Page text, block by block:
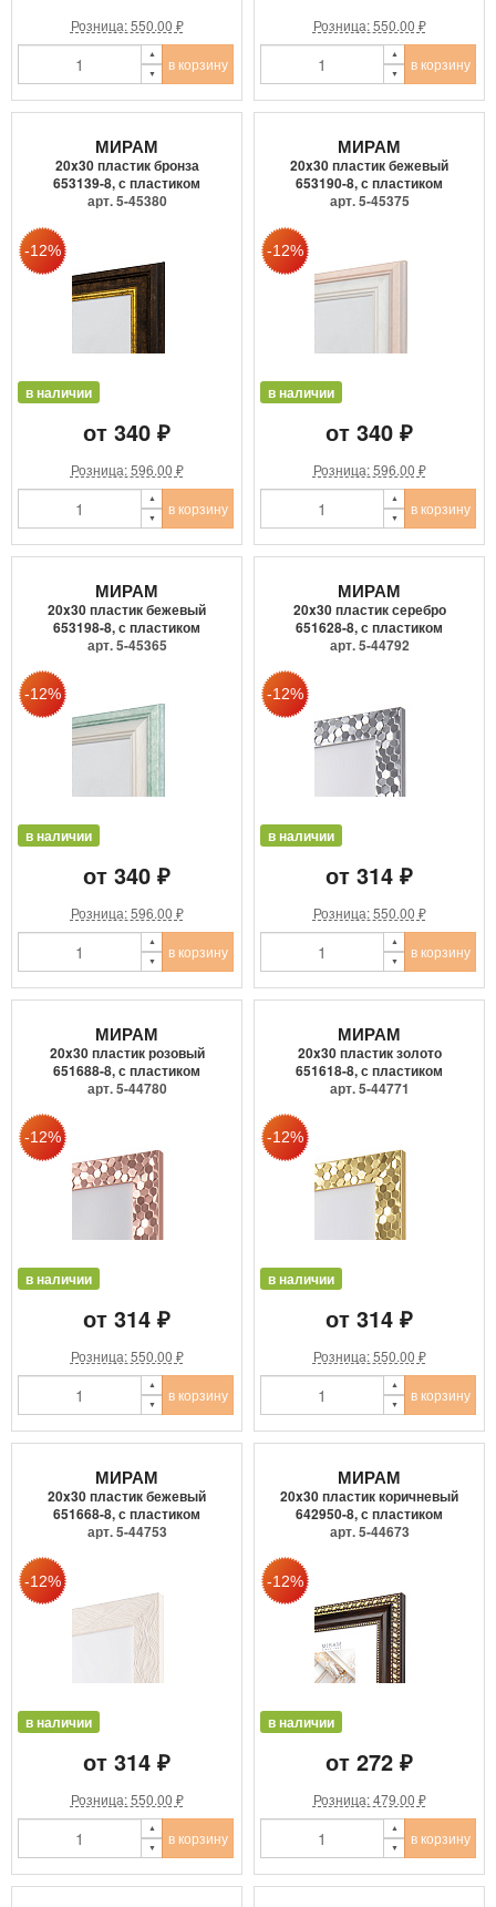
Розница: 550.00 ₽
в корзину
Розница: 550.00 ₽
в корзину
МИРАМ
20x30 пластик бронза
653139-8, с пластиком
арт. 5-45380
в наличии
от 340 ₽
Розница: 596.00 ₽
в корзину
МИРАМ
20x30 пластик бежевый
653190-8, с пластиком
арт. 5-45375
в наличии
от 340 ₽
Розница: 596.00 ₽
в корзину
МИРАМ
20x30 пластик бежевый
653198-8, с пластиком
арт. 5-45365
в наличии
от 340 ₽
Розница: 596.00 ₽
в корзину
МИРАМ
20x30 пластик серебро
651628-8, с пластиком
арт. 5-44792
в наличии
от 314 ₽
Розница: 550.00 ₽
в корзину
МИРАМ
20x30 пластик розовый
651688-8, с пластиком
арт. 5-44780
в наличии
от 314 ₽
Розница: 550.00 ₽
в корзину
МИРАМ
20x30 пластик золото
651618-8, с пластиком
арт. 5-44771
в наличии
от 314 ₽
Розница: 550.00 ₽
в корзину
МИРАМ
20x30 пластик бежевый
651668-8, с пластиком
арт. 5-44753
в наличии
от 314 ₽
Розница: 550.00 ₽
в корзину
МИРАМ
20x30 пластик коричневый
642950-8, с пластиком
арт. 5-44673
в наличии
от 272 ₽
Розница: 479.00 ₽
в корзину